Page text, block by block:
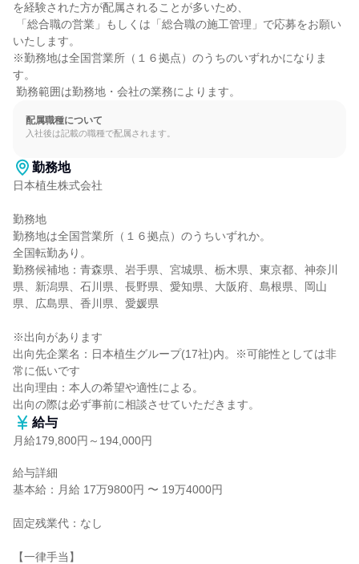
を経験された方が配属されることが多いため、
いたします。
※勤務地は全国営業所（１６拠点）のうちのいずれかになりま
す。
勤務範囲は勤務地・会社の業務によります。
配属職種について
入社後は記載の職種で配属されます。
勤務地
日本植生株式会社
勤務地
勤務地は全国営業所（１６拠点）のうちいずれか。
全国転勤あり。
勤務候補地：青森県、岩手県、宮城県、栃木県、東京都、神奈川
県、新潟県、石川県、長野県、愛知県、大阪府、島根県、岡山
県、広島県、香川県、愛媛県
※出向があります
出向先企業名：日本植生グループ(17社)内。※可能性としては非
常に低いです
出向理由：本人の希望や適性による。
出向の際は必ず事前に相談させていただきます。
給与
月給179,800円～194,000円
給与詳細
基本給：月給 17万9800円 〜 19万4000円
固定残業代：なし
【一律手当】